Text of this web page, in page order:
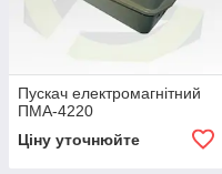
Пускач електромагнітний
ПМА-4220
Ціну уточнюйте